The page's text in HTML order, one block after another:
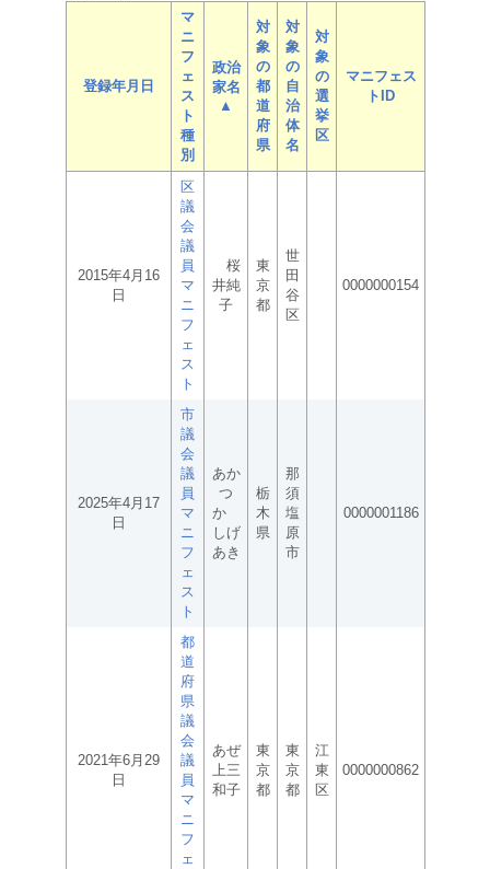
登録年月日
マ
ニ
フ
ェ
ス
ト
種
別
政治
家名
▲
対
象
の
都
道
府
県
対
象
の
自
治
体
名
対
象
の
選
挙
区
マニフェス
トID
2015年4月16
日
区
議
会
議
員
マ
ニ
フ
ェ
ス
ト
桜
井純
子
東
京
都
世
田
谷
区
0000000154
2025年4月17
日
市
議
会
議
員
マ
ニ
フ
ェ
ス
ト
あか
つ
か
しげ
あき
栃
木
県
那
須
塩
原
市
0000001186
2021年6月29
日
都
道
府
県
議
会
議
員
マ
ニ
フ
ェ
あぜ
上三
和子
東
京
都
東
京
都
江
東
区
0000000862